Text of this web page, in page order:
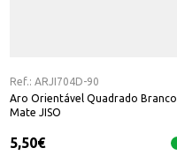
Ref.: ARJI704D-90
Aro Orientável Quadrado Branco
Mate JISO
5,50€